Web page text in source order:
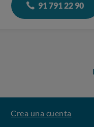
91 791 22 90
Crea una cuenta